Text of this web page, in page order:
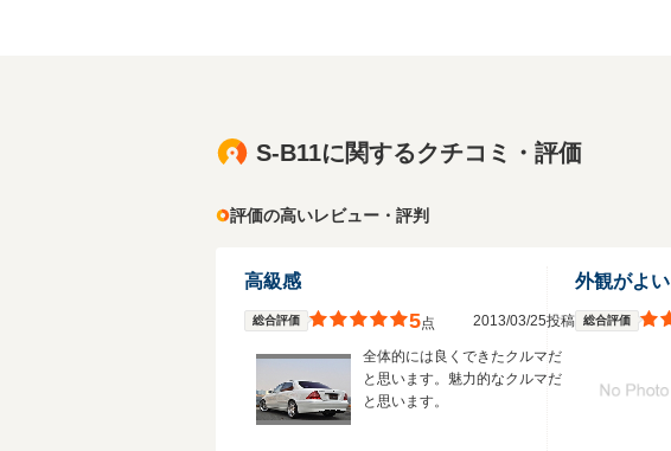
S-B11に関するクチコミ・評価
評価の高いレビュー・評判
高級感
総合評価 5点 2013/03/25投稿
全体的には良くできたクルマだ
と思います。魅力的なクルマだ
と思います。
外観がよい
総合評価